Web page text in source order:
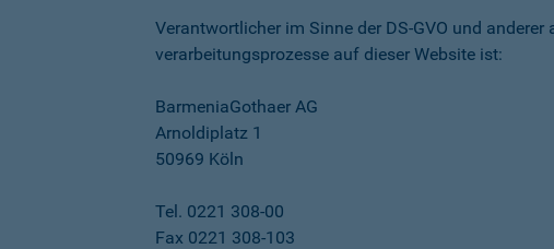
Verantwortlicher im Sinne der DS-GVO und
verarbeitungs­prozesse auf dieser Website ist:
BarmeniaGothaer AG
Arnoldiplatz 1
50969 Köln
Tel. 0221 308-00
Fax 0221 308-103